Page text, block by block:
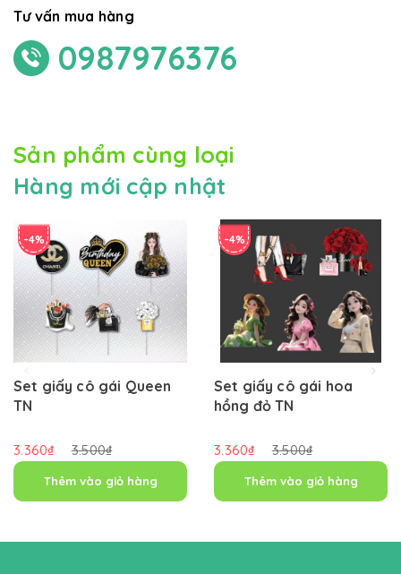
Tư vấn mua hàng
0987976376
Sản phẩm cùng loại
Hàng mới cập nhật
-4%
Set giấy cô gái Queen
TN
3.360₫ 3.500₫
Thêm vào giỏ hàng
-4%
Set giấy cô gái hoa
hồng đỏ TN
3.360₫ 3.500₫
Thêm vào giỏ hàng